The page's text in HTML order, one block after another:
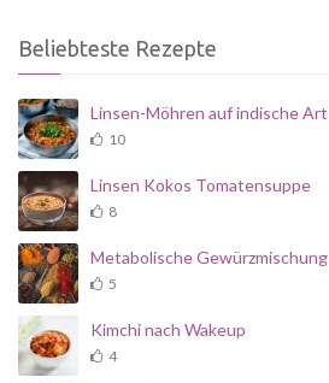
Beliebteste Rezepte
Linsen-Möhren auf indische Art
10
Linsen Kokos Tomatensuppe
8
Metabolische Gewürzmischung
5
Kimchi nach Wakeup
4